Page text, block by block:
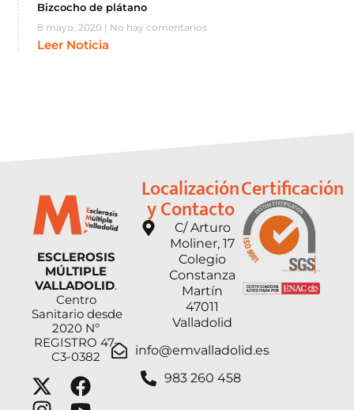
Bizcocho de plátano
8 mayo, 2020 No hay comentarios
Leer Noticia
ESCLEROSIS
MÚLTIPLE
VALLADOLID.
Centro
Sanitario desde
2020 Nº
REGISTRO 47-
C3-0382
Localización
y Contacto
C/ Arturo
Moliner, 17
Colegio
Constanza
Martín
47011
Valladolid
info@emvalladolid.es
983 260 458
Certificación